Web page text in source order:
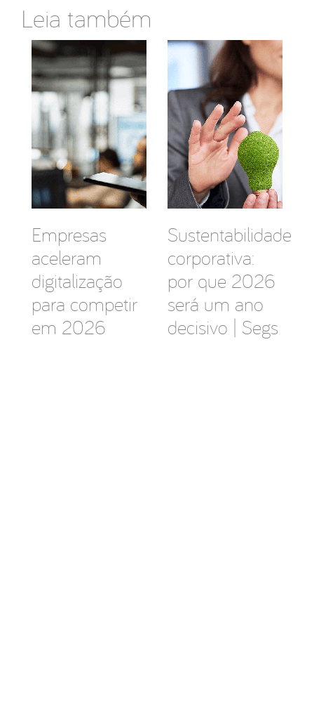
Leia também
Empresas
aceleram
digitalização
para competir
em 2026
Sustentabilidade
corporativa:
por que 2026
será um ano
decisivo | Segs